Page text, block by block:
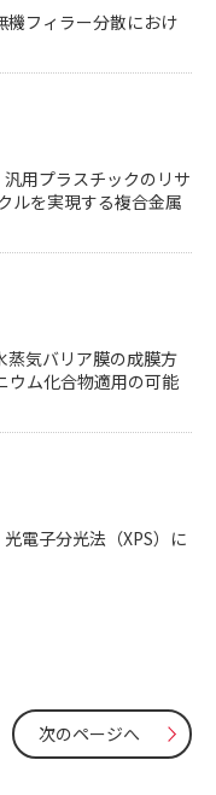
機フィラー分散におけ
用プラスチックのリサ
ルを実現する複合金属
蒸気バリア膜の成膜方
ウム化合物適用の可能
電子分光法（XPS）に
次のページへ